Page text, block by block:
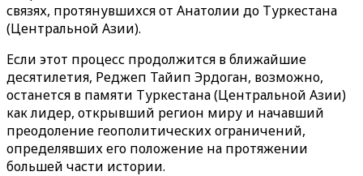
связях, протянувшихся от Анатолии до Туркестана
(Центральной Азии).
Если этот процесс продолжится в ближайшие
десятилетия, Реджеп Тайип Эрдоган, возможно,
останется в памяти Туркестана (Центральной Азии)
как лидер, открывший регион миру и начавший
преодоление геополитических ограничений,
определявших его положение на протяжении
большей части истории.